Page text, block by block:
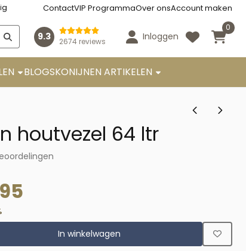
ContactVIP ProgrammaOver onsAccount maken
9.3 2674 reviews Inloggen
0
BLOGSKONIJNEN ARTIKELEN
houtvezel 64 ltr
In winkelwagen